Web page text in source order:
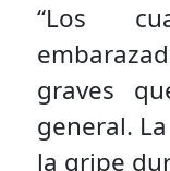
“Los
graves
general.
la gripe